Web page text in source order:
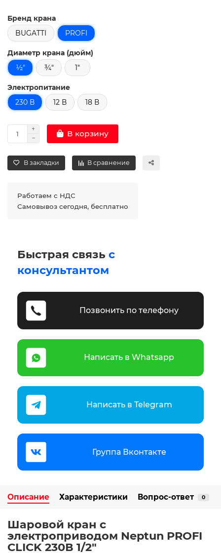
Бренд крана
BUGATTI
PROFI
Диаметр крана (дюйм)
½"
¾" 1"
Электропитание
230 В
12 В 18 В
В корзину
В закладки В сравнение
Работаем с НДС
Самовывоз сегодня, бесплатно
Быстрая связь с
консультантом
Позвонить по телефону
Написать в Whatsapp
Написать в Telegram
Группа Вконтакте
Описание Характеристики Вопрос-ответ 0
Шаровой кран с
электроприводом Neptun PROFI
CLICK 230В 1/2"